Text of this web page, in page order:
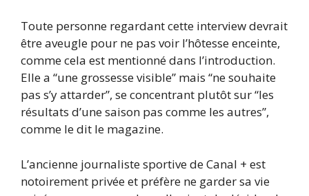
Toute personne regardant cette interview devrait
être aveugle pour ne pas voir l’hôtesse enceinte,
comme cela est mentionné dans l’introduction.
Elle a “une grossesse visible” mais “ne souhaite
pas s’y attarder”, se concentrant plutôt sur “les
résultats d’une saison pas comme les autres”,
comme le dit le magazine.
L’ancienne journaliste sportive de Canal + est
notoirement privée et préfère ne garder sa vie